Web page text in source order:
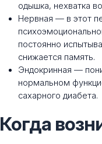
одышка, нехватка
Нервная — в этот
постоянно
снижается память.
Эндокринная —
нормальном
сахарного диабета.
Когда